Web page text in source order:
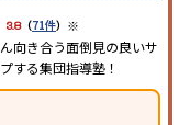
3.8（71件） ※
向き合う面倒見の良いサ
する集団指導塾！